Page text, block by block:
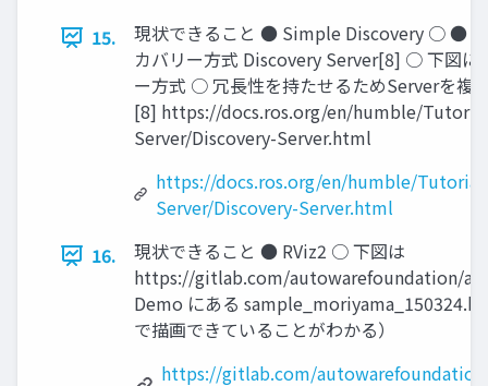
15.
現状できること ● Simple Discovery ○ ● 下
カバリー方式 Discovery Server[8] ○ 下図に
ー方式 ○ 冗長性を持たせるためServerを複
[8] https://docs.ros.org/en/humble/
Server/Discovery-Server.html
https://docs.ros.org/en/humble/
Server/Discovery-Server.html
16.
現状できること ● RViz2 ○ 下図は
https://gitlab.com/autowarefoundation/
Demo にある
で描画できていることがわかる）
https://gitlab.com/